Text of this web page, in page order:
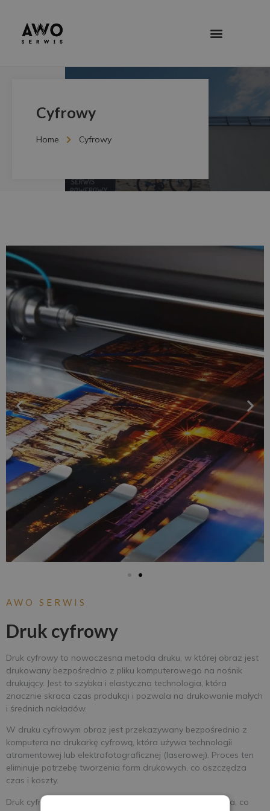
Cyfrowy
Home Cyfrowy
AWO SERWIS
Druk cyfrowy
Druk cyfrowy to nowoczesna metoda druku, w której obraz jest
drukowany bezpośrednio z pliku komputerowego na nośnik
drukujący. Jest to szybka i elastyczna technologia, która
znacznie skraca czas produkcji i pozwala na drukowanie małych
i średnich nakładów.
W druku cyfrowym obraz jest przekazywany bezpośrednio z
komputera na drukarkę cyfrową, która używa technologii
atramentowej lub elektrofotograficznej (laserowej). Proces ten
eliminuje potrzebę tworzenia form drukowych, co oszczędza
czas i koszty.
Druk cyfrowy oferuje wiele zalet, takich jak personalizacja, co